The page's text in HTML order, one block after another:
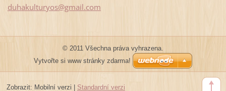
duhakulturyos@gmail.com
© 2011 Všechna práva vyhrazena.
Vytvořte si www stránky zdarma!
Zobrazit: Mobilní verzi Standardní verzi